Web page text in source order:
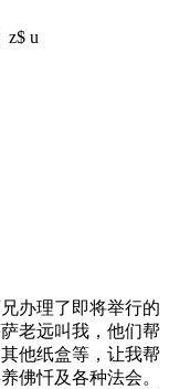
z$ u
办理了即将举行的
老远叫我，他们帮
他纸盒等，让我帮
佛忏及各种法会。